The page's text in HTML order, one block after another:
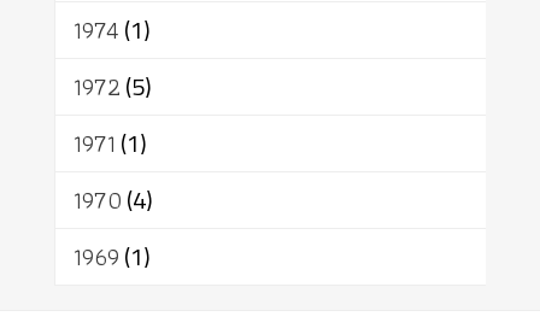
1974(1)
1972(5)
1971 (1)
1970(4)
1969(1)